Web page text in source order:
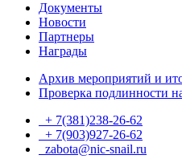
Документы
Новости
Партнеры
Награды
Архив мероприятий и
Проверка подлинности
+ 7(381)238-26-62
+ 7(903)927-26-62
zabota@nic-snail.ru